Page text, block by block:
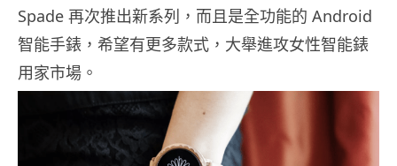
Spade 再次推出新系列，而且是全功能的 Android
智能手錶，希望有更多款式，大舉進攻女性智能錶
用家市場。